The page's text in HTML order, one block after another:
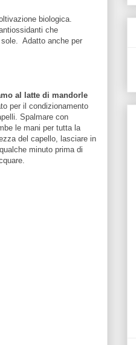
biologica.
che
Adatto anche per
al latte di mandorle
per il condizionamento
Spalmare con
le mani per tutta la
del capello, lasciare in
minuto prima di